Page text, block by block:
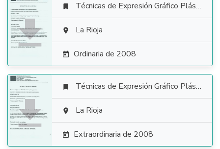

 Técnicas de Expresión Gráfico Plástica
 La Rioja
 Ordinaria de 2008

 Técnicas de Expresión Gráfico Plástica
 La Rioja
 Extraordinaria de 2008